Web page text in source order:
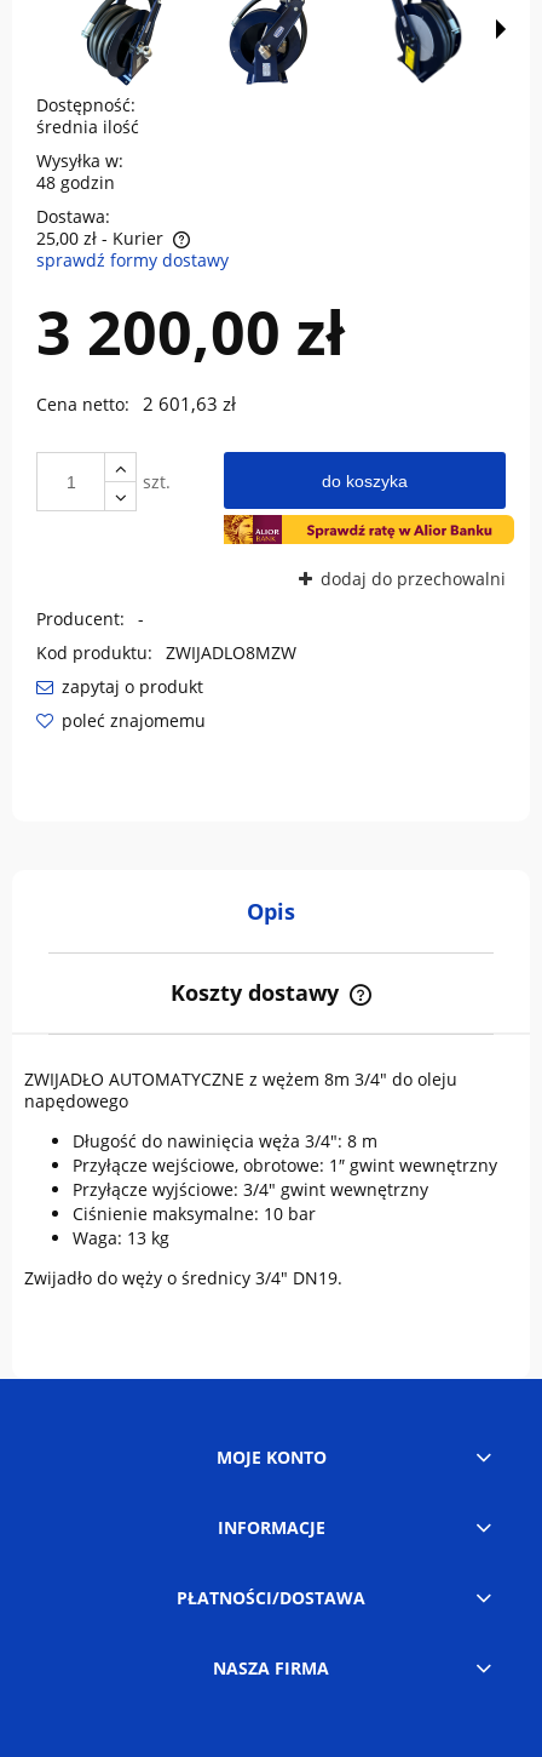
Dostępność:
średnia ilość
Wysyłka w:
48 godzin
Dostawa:
25,00 zł - Kurier
Cena nie zawiera ewentualnych kosztów płatności
sprawdź formy dostawy
3 200,00 zł
Cena netto: 2 601,63 zł
szt. do koszyka
dodaj do przechowalni
Producent:
-
Kod produktu:
ZWIJADLO8MZW
zapytaj o produkt
poleć znajomemu
Opis
Koszty dostawy
Cena nie zawiera ewentualnych kosztów płatności
ZWIJADŁO AUTOMATYCZNE z wężem 8m 3/4" do oleju
napędowego
Długość do nawinięcia węża 3/4": 8 m
Przyłącze wejściowe, obrotowe: 1″ gwint wewnętrzny
Przyłącze wyjściowe: 3/4" gwint wewnętrzny
Ciśnienie maksymalne: 10 bar
Waga: 13 kg
Zwijadło do węży o średnicy 3/4" DN19.
MOJE KONTO
INFORMACJE
PŁATNOŚCI/DOSTAWA
NASZA FIRMA